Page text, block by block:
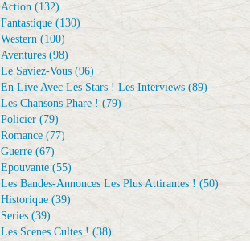
Action (132)
Fantastique (130)
Western (100)
Aventures (98)
Le Saviez-Vous (96)
En Live Avec Les Stars ! Les Interviews (89)
Les Chansons Phare ! (79)
Policier (79)
Romance (77)
Guerre (67)
Epouvante (55)
Les Bandes-Annonces Les Plus Attirantes ! (50)
Historique (39)
Series (39)
Les Scenes Cultes ! (38)